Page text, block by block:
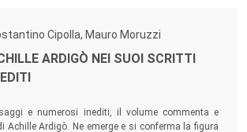
Cipolla, Mauro Moruzzi
ARDIGÒ NEI SUOI SCRITTI
e numerosi inediti, il volume commenta e
Achille Ardigò. Ne emerge e si conferma la figura